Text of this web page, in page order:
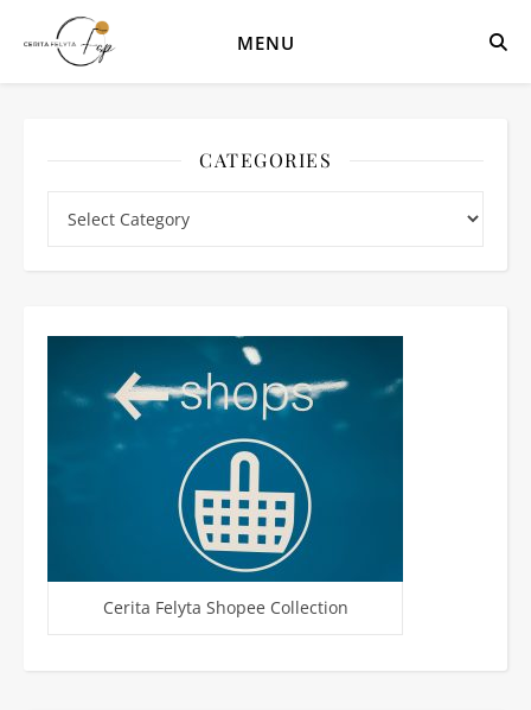
MENU
CATEGORIES
Cerita Felyta Shopee Collection